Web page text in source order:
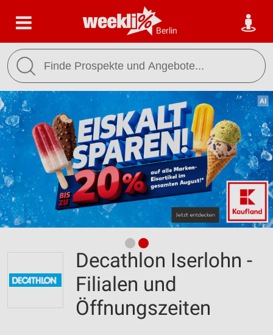
Berlin
Decathlon Iserlohn -
Filialen und
Öffnungszeiten